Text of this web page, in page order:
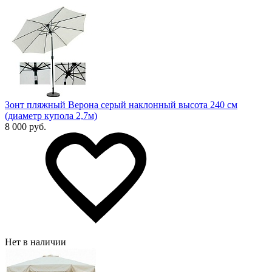
Зонт пляжный Верона серый наклонный высота 240 см
(диаметр купола 2,7м)
8 000 руб.
Нет в наличии